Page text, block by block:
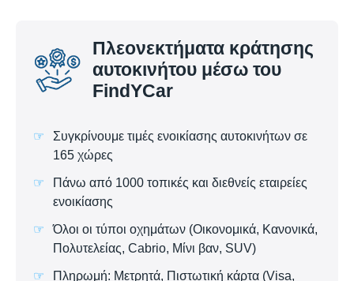
Πλεονεκτήματα κράτησης
αυτοκινήτου μέσω του
FindYCar
Συγκρίνουμε τιμές ενοικίασης αυτοκινήτων σε
165 χώρες
Πάνω από 1000 τοπικές και διεθνείς εταιρείες
ενοικίασης
Όλοι οι τύποι οχημάτων (Οικονομικά, Κανονικά,
Πολυτελείας, Cabrio, Μίνι βαν, SUV)
Πληρωμή: Μετρητά, Πιστωτική κάρτα (Visa,